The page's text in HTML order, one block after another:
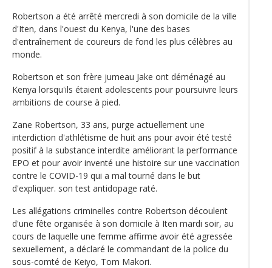
Robertson a été arrêté mercredi à son domicile de la ville
d'Iten, dans l'ouest du Kenya, l'une des bases
d'entraînement de coureurs de fond les plus célèbres au
monde.
Robertson et son frère jumeau Jake ont déménagé au
Kenya lorsqu'ils étaient adolescents pour poursuivre leurs
ambitions de course à pied.
Zane Robertson, 33 ans, purge actuellement une
interdiction d'athlétisme de huit ans pour avoir été testé
positif à la substance interdite améliorant la performance
EPO et pour avoir inventé une histoire sur une vaccination
contre le COVID-19 qui a mal tourné dans le but
d'expliquer. son test antidopage raté.
Les allégations criminelles contre Robertson découlent
d'une fête organisée à son domicile à Iten mardi soir, au
cours de laquelle une femme affirme avoir été agressée
sexuellement, a déclaré le commandant de la police du
sous-comté de Keiyo, Tom Makori.